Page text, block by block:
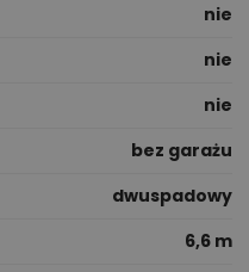
nie
nie
nie
bez garażu
dwuspadowy
6,6 m